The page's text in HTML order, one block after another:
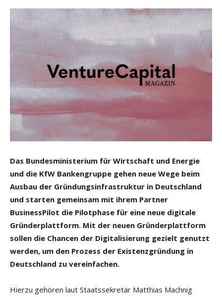
Das Bundesministerium für Wirtschaft und Energie
und die KfW Bankengruppe gehen neue Wege beim
Ausbau der Gründungsinfrastruktur in Deutschland
und starten gemeinsam mit ihrem Partner
BusinessPilot die Pilotphase für eine neue digitale
Gründerplattform. Mit der neuen Gründerplattform
sollen die Chancen der Digitalisierung gezielt genutzt
werden, um den Prozess der Existenzgründung in
Deutschland zu vereinfachen.
Hierzu gehören laut Staatssekretär Matthias Machnig